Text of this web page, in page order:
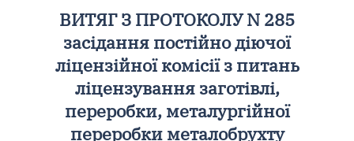
ВИТЯГ З ПРОТОКОЛУ N 285
засідання постійно діючої
ліцензійної комісії з питань
ліцензування заготівлі,
переробки, металургійної
переробки металобрухту